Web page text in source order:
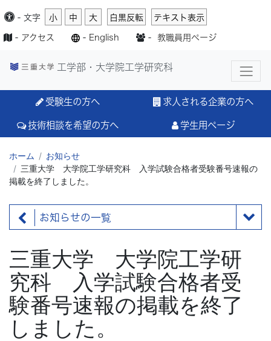
- 文字 小 中 大 白黒反転 テキスト表示
- アクセス - English - 教職員用ページ
工学部・大学院工学研究科
受験生の方へ 求人される企業の方へ
技術相談を希望の方へ 学生用ページ
ホーム
お知らせ
三重大学 大学院工学研究科 入学試験合格者受験番号速報の
掲載を終了しました。
お知らせの一覧
三重大学 大学院工学研
究科 入学試験合格者受
験番号速報の掲載を終了
しました。